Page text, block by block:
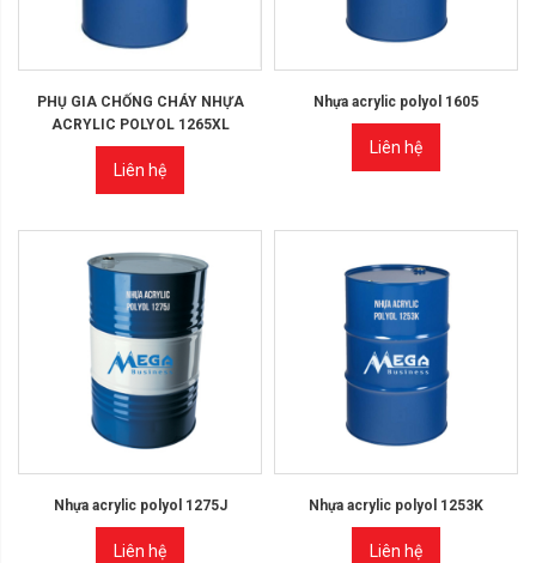
PHỤ GIA CHỐNG CHÁY NHỰA
ACRYLIC POLYOL 1265XL
Liên hệ
Nhựa acrylic polyol 1605
Liên hệ
Nhựa acrylic polyol 1275J
Liên hệ
Nhựa acrylic polyol 1253K
Liên hệ